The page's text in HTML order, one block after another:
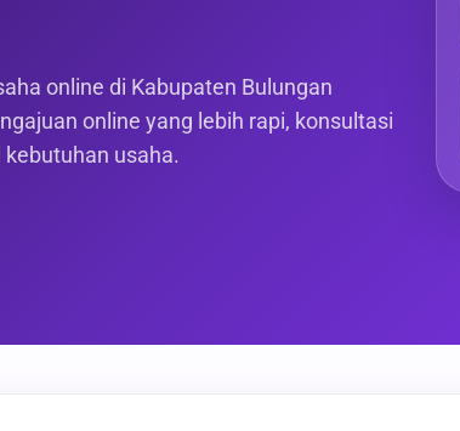
online di Kabupaten Bulungan
online yang lebih rapi, konsultasi
usaha.